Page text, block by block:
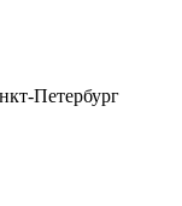
Петербург